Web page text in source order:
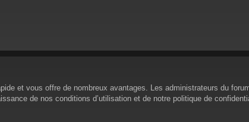
et vous offre de nombreux avantages. Les administrateurs du
de nos conditions d’utilisation et de notre politique de